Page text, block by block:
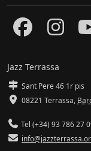
Jazz Terrassa
Sant Pere 46 1r pis
08221 Terrassa,
Tel (+34) 93 786 27